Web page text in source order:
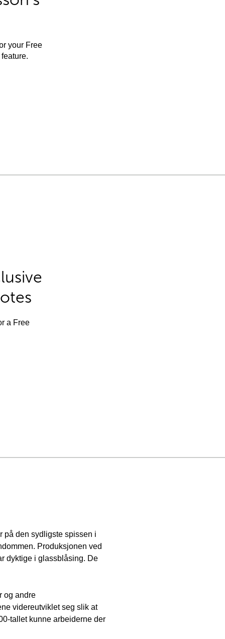
your Free
a Free
på den sydligste spissen i
Produksjonen ved
dyktige i glassblåsing. De
og andre
videreutviklet seg slik at
tallet kunne arbeiderne der